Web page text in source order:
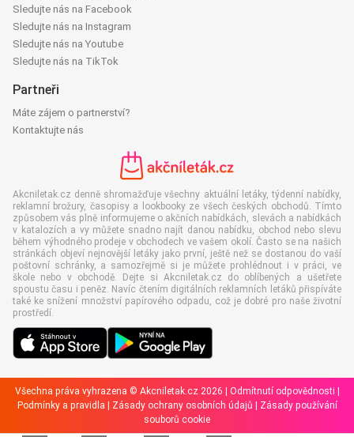
Sledujte nás na Facebook
Sledujte nás na Instagram
Sledujte nás na Youtube
Sledujte nás na TikTok
Partneři
Máte zájem o partnerství?
Kontaktujte nás
Akcniletak.cz denně shromažďuje všechny aktuální letáky, týdenní nabídky,
reklamní brožury, časopisy a lookbooky ze všech českých obchodů. Tímto
způsobem vás plně informujeme o akčních nabídkách, slevách a nabídkách
v katalozích a vy můžete snadno najít danou nabídku, obchod nebo slevu
během výhodného prodeje v obchodech ve vašem okolí. Často se na našich
stránkách objeví nejnovější letáky jako první, ještě než se dostanou do vaší
poštovní schránky, a samozřejmě si je můžete prohlédnout i v práci, ve
škole nebo v obchodě. Dejte si Akcniletak.cz do oblíbených a ušetřete
spoustu času i peněz. Navíc čtením digitálních reklamních letáků přispíváte
také ke snížení množství papírového odpadu, což je dobré pro naše životní
prostředí.
Všechna práva vyhrazena © Akcniletak.cz 2026 | Odmítnutí odpovědnosti
Podmínky a pravidla
Zásady ochrany osobních údajů
Zásady používání
souborů cookie